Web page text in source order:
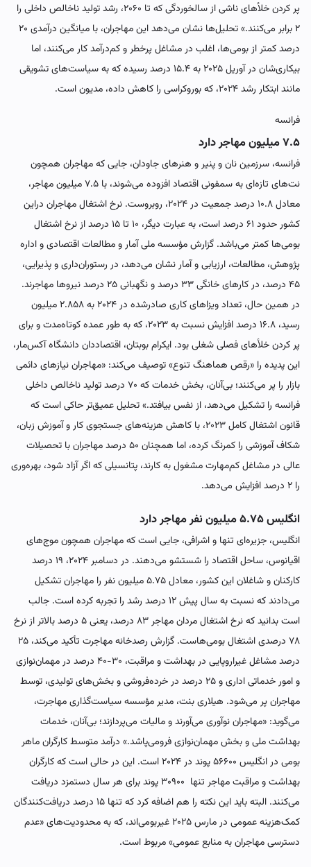
پر کردن خلأهای ناشی از سالخوردگی که تا ۲۰۶۰، رشد تولید ناخالص داخلی را
۲ برابر می‌کنند.» تحلیل‌ها نشان می‌دهد این مهاجران، با میانگین درآمدی ۲۰
درصد کمتر از بومی‌ها، اغلب در مشاغل پرخطر و کم‌درآمد کار می‌کنند، اما
بیکاری‌شان در آوریل ۲۰۲۵ به ۱۵.۴ درصد رسیده که به سیاست‌های تشویقی
مانند ابتکار رشد ۲۰۲۴، که بوروکراسی را کاهش داده، مدیون است.
فرانسه
۷.۵ میلیون مهاجر دارد
فرانسه، سرزمین نان و پنیر و هنرهای جاودان، جایی که مهاجران همچون
نت‌های تازه‌ای به سمفونی اقتصاد افزوده می‌شوند، با ۷.۵ میلیون مهاجر،
معادل ۱۰.۸ درصد جمعیت در ۲۰۲۴، روبروست. نرخ اشتغال‌ مهاجران دراین
کشور حدود ۶۱ درصد است، به عبارت دیگر، ۱۰ تا ۱۵ درصد از نرخ اشتغال
بومی‌ها کمتر می‌باشد. گزارش مؤسسه ملی آمار و مطالعات اقتصادی و اداره
پژوهش، مطالعات، ارزیابی و آمار نشان می‌دهد، در رستوران‌داری و پذیرایی،
۴۵ درصد، در کارهای خانگی ۳۳ درصد و نگهبانی ۲۵ درصد نیروها مهاجرند.
در همین حال، تعداد ویزاهای کاری صادرشده در ۲۰۲۴ به ۲.۸۵۸ میلیون
رسید، ۱۶.۸ درصد افزایش نسبت به ۲۰۲۳، که به طور عمده کوتاه‌مدت و برای
پر کردن خلأهای فصلی شغلی بود. ایکرام بوبتان، اقتصاددان دانشگاه آکس‌مار،
این پدیده را «رقص هماهنگ تنوع» توصیف می‌کند: «مهاجران نیازهای دائمی
بازار را پر می‌کنند؛ بی‌آنان، بخش خدمات که ۷۰ درصد تولید ناخالص داخلی
فرانسه را تشکیل می‌دهد، از نفس بیافتد.» تحلیل عمیق‌تر حاکی است که
قانون اشتغال کامل ۲۰۲۳، با کاهش هزینه‌های جستجوی کار و آموزش زبان،
شکاف آموزشی را کمرنگ کرده، اما همچنان ۵۰ درصد مهاجران با تحصیلات
عالی در مشاغل کم‌مهارت مشغول‌ به کارند، پتانسیلی که اگر آزاد شود، بهره‌وری
را ۲ درصد افزایش می‌دهد.
انگلیس ۵.۷۵ میلیون نفر مهاجر دارد
انگلیس، جزیره‌ای تنها و اشرافی، جایی است که مهاجران همچون موج‌های
اقیانوس، ساحل اقتصاد را شستشو می‌دهند. در دسامبر ۲۰۲۴، ۱۹ درصد
کارکنان و شاغلان این کشور، معادل ۵.۷۵ میلیون نفر را مهاجران تشکیل
می‌دادند که نسبت به سال پیش ۱۲ درصد رشد را تجربه کرده است. جالب
است بدانید که نرخ اشتغال مردان مهاجر ۸۳ درصد، یعنی ۵ درصد بالاتر از نرخ
۷۸ درصدی اشتغال بومی‌هاست. گزارش رصدخانه مهاجرت تأکید می‌کند، ۲۵
درصد مشاغل غیراروپایی در بهداشت و مراقبت، ۳۰-۴۰ درصد در مهمان‌نوازی
و امور خدماتی اداری و ۲۵ درصد در خرده‌فروشی و بخش‌های تولیدی، توسط
مهاجران پر می‌شود. هیلاری بنت، مدیر مؤسسه سیاست‌گذاری مهاجرت،
می‌گوید: «مهاجران نوآوری می‌آورند و مالیات می‌پردازند؛ بی‌آنان، خدمات
بهداشت ملی و بخش مهمان‌نوازی فرومی‌پاشد.» درآمد متوسط کارگران ماهر
بومی در انگلیس ۵۶۶۰۰ پوند در ۲۰۲۴ است. این در حالی است که کارگران
بهداشت و مراقبت مهاجر تنها ۳۰۹۰۰ پوند برای هر سال دستمزد دریافت
می‌کنند. البته باید این نکته را هم اضافه کرد که تنها ۱۵ درصد دریافت‌کنندگان
کمک‌هزینه عمومی در مارس ۲۰۲۵ غیربومی‌اند، که به محدودیت‌های «عدم
دسترسی مهاجران به منابع عمومی» مربوط است.